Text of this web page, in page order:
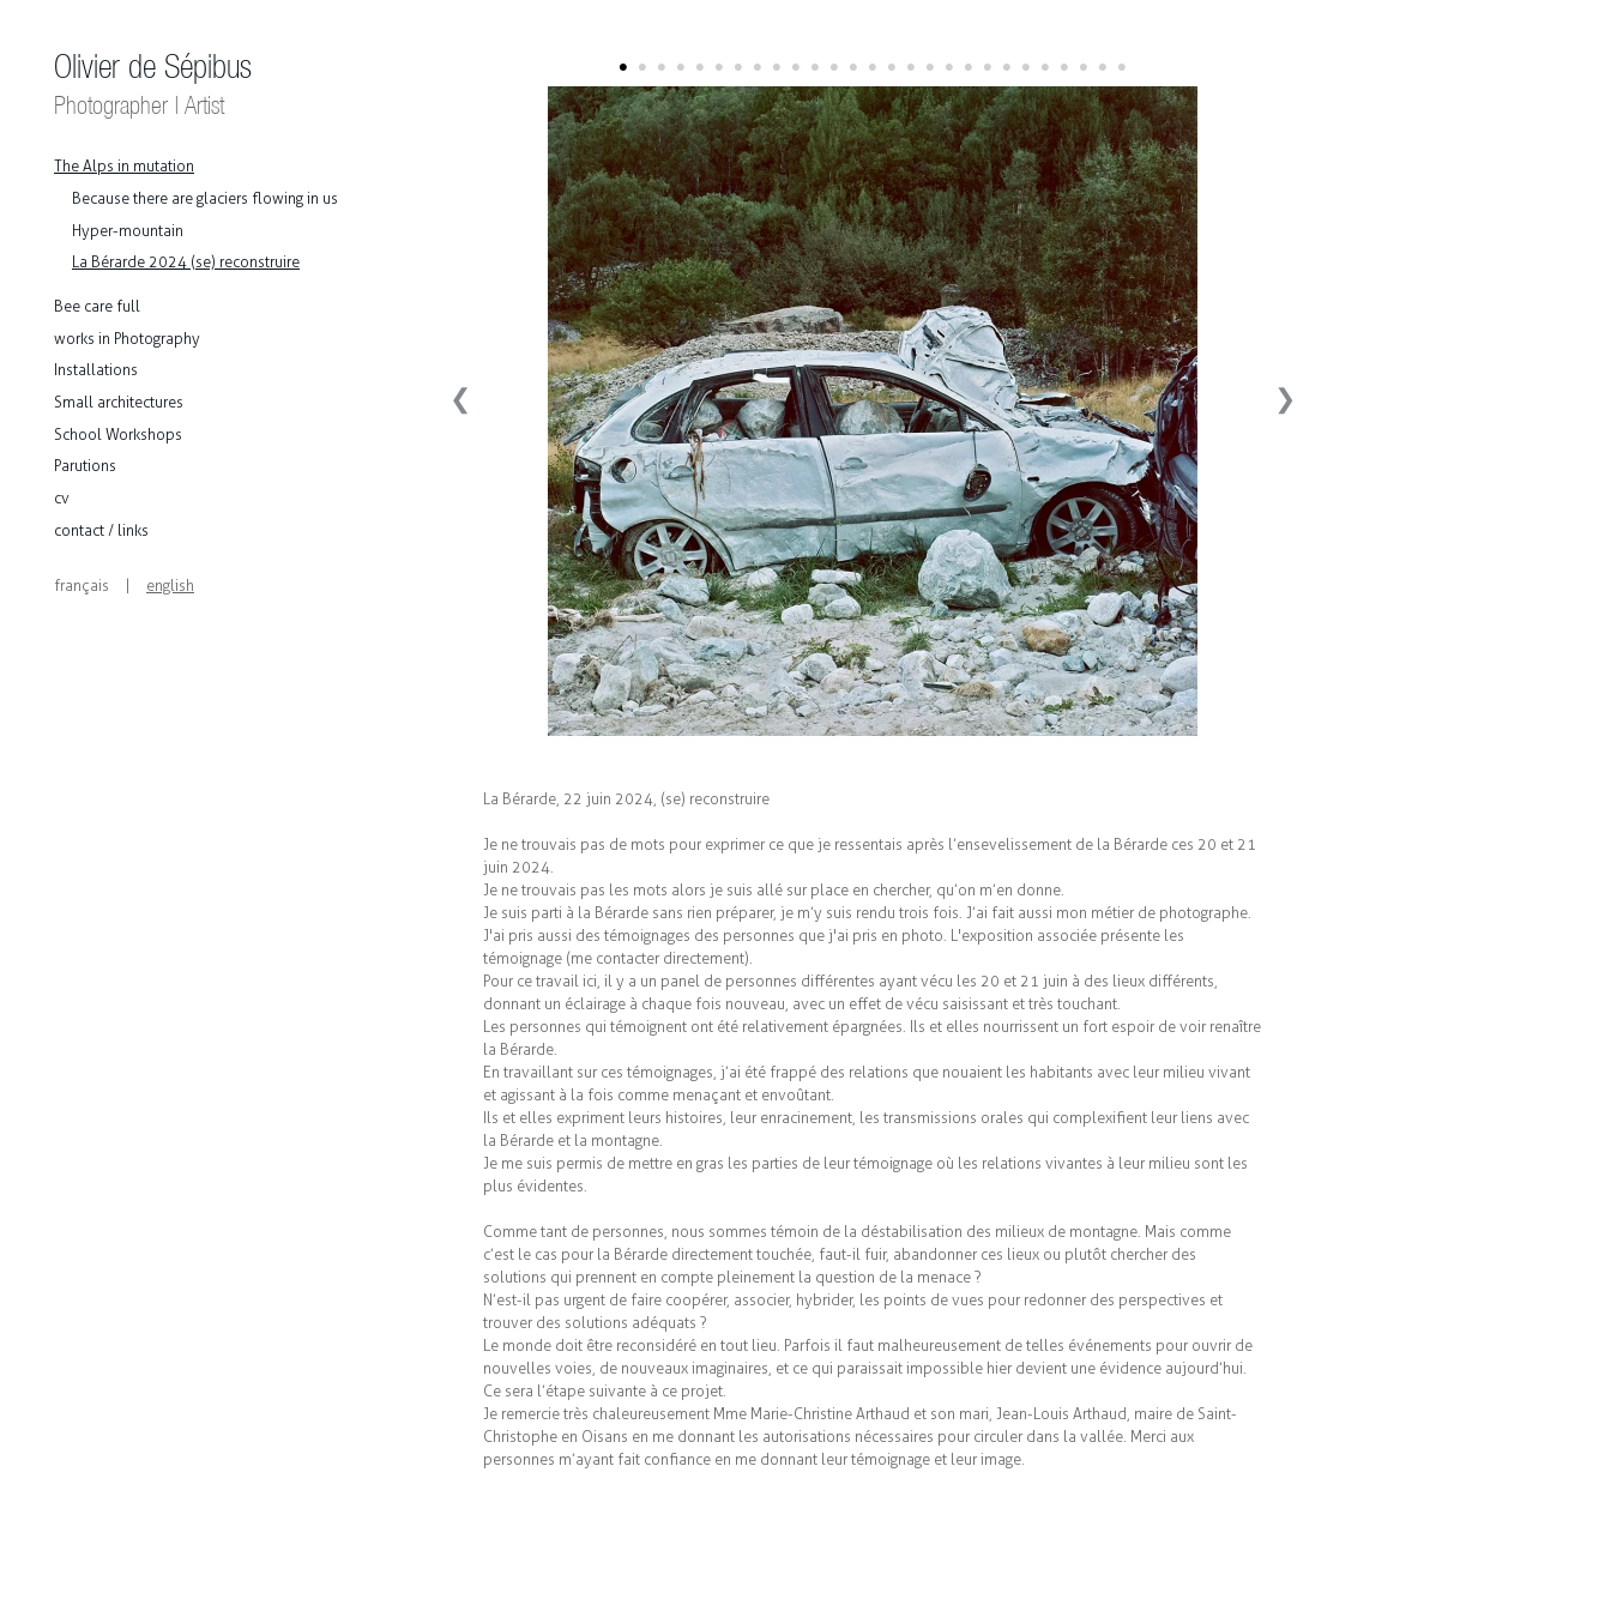
Olivier de Sépibus
Photographer | Artist
The Alps in mutation
Because there are glaciers flowing in us
Hyper-mountain
La Bérarde 2024 (se) reconstruire
Bee care full
works in Photography
Installations
Small architectures
School Workshops
Parutions
cv
contact / links
français english
• • • • • • • • • • • • • • • • • • • • • • • • • • •
❮ ❯
La Bérarde, 22 juin 2024, (se) reconstruire
Je ne trouvais pas de mots pour exprimer ce que je ressentais après l’ensevelissement de la Bérarde ces 20 et 21
juin 2024.
Je ne trouvais pas les mots alors je suis allé sur place en chercher, qu’on m’en donne.
Je suis parti à la Bérarde sans rien préparer, je m’y suis rendu trois fois. J’ai fait aussi mon métier de photographe.
J'ai pris aussi des témoignages des personnes que j'ai pris en photo. L'exposition associée présente les
témoignage (me contacter directement).
Pour ce travail ici, il y a un panel de personnes différentes ayant vécu les 20 et 21 juin à des lieux différents,
donnant un éclairage à chaque fois nouveau, avec un effet de vécu saisissant et très touchant.
Les personnes qui témoignent ont été relativement épargnées. Ils et elles nourrissent un fort espoir de voir renaître
la Bérarde.
En travaillant sur ces témoignages, j’ai été frappé des relations que nouaient les habitants avec leur milieu vivant
et agissant à la fois comme menaçant et envoûtant.
Ils et elles expriment leurs histoires, leur enracinement, les transmissions orales qui complexifient leur liens avec
la Bérarde et la montagne.
Je me suis permis de mettre en gras les parties de leur témoignage où les relations vivantes à leur milieu sont les
plus évidentes.
Comme tant de personnes, nous sommes témoin de la déstabilisation des milieux de montagne. Mais comme
c’est le cas pour la Bérarde directement touchée, faut-il fuir, abandonner ces lieux ou plutôt chercher des
solutions qui prennent en compte pleinement la question de la menace ?
N’est-il pas urgent de faire coopérer, associer, hybrider, les points de vues pour redonner des perspectives et
trouver des solutions adéquats ?
Le monde doit être reconsidéré en tout lieu. Parfois il faut malheureusement de telles événements pour ouvrir de
nouvelles voies, de nouveaux imaginaires, et ce qui paraissait impossible hier devient une évidence aujourd’hui.
Ce sera l’étape suivante à ce projet.
Je remercie très chaleureusement Mme Marie-Christine Arthaud et son mari, Jean-Louis Arthaud, maire de Saint-
Christophe en Oisans en me donnant les autorisations nécessaires pour circuler dans la vallée. Merci aux
personnes m’ayant fait confiance en me donnant leur témoignage et leur image.